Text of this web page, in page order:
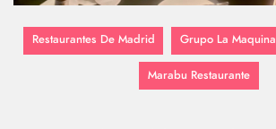
Restaurantes De Madrid Grupo La Maquina
Marabu Restaurante